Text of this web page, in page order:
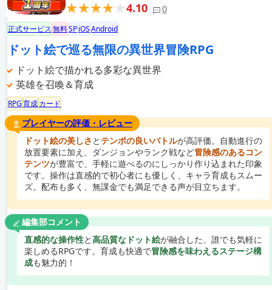
4.10 0
正式サービス無料SPiOSAndroid
ドット絵で巡る無限の異世界冒険RPG
ドット絵で描かれる多彩な異世界
英雄を召喚＆育成
RPG育成カード
プレイヤーの評価・レビュー
ドット絵の美しさ と テンポの良いバトルが高評価。自動進行の
放置要素に加え、ダンジョンやランク戦など冒険感のあるコン
テンツが豊富で、手軽に遊べるのにしっかり作り込まれた印象
です。操作は直感的で初心者にも優しく、キャラ育成もスムー
ズ。配布も多く、無課金でも満足できる声が目立ちます。
編集部コメント
直感的な操作性と高品質なドット絵が融合した、誰でも気軽に
楽しめるRPGです。育成も快適で冒険感を味わえるステージ構
成も魅力的！